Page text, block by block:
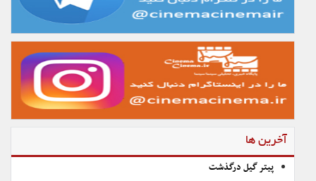
آخرین ها
پیتر گیل درگذشت